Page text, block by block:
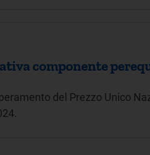
componente
del Prezzo Unico